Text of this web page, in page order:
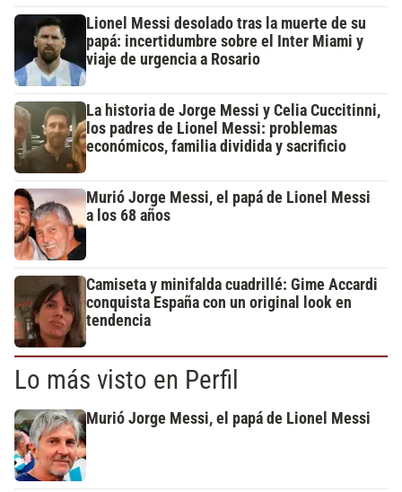
Lionel Messi desolado tras la muerte de su
papá: incertidumbre sobre el Inter Miami y
viaje de urgencia a Rosario
La historia de Jorge Messi y Celia Cuccitinni,
los padres de Lionel Messi: problemas
económicos, familia dividida y sacrificio
Murió Jorge Messi, el papá de Lionel Messi
a los 68 años
Camiseta y minifalda cuadrillé: Gime Accardi
conquista España con un original look en
tendencia
Lo más visto en Perfil
Murió Jorge Messi, el papá de Lionel Messi